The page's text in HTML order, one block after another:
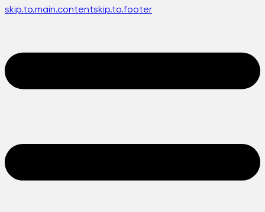
skip.to.main.contentskip.to.footer